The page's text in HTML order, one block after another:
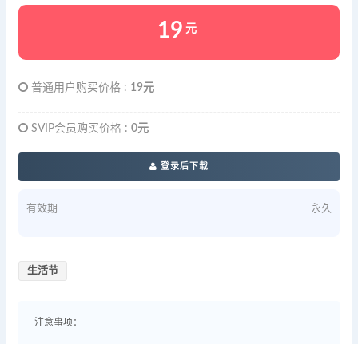
19 元
普通用户购买价格 : 19元
SVIP会员购买价格 : 0元
登录后下载
有效期 永久
生活节
注意事项：